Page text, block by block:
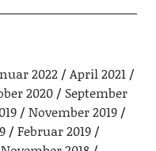
2022
April 2021
2020
September
November 2019
Februar 2019